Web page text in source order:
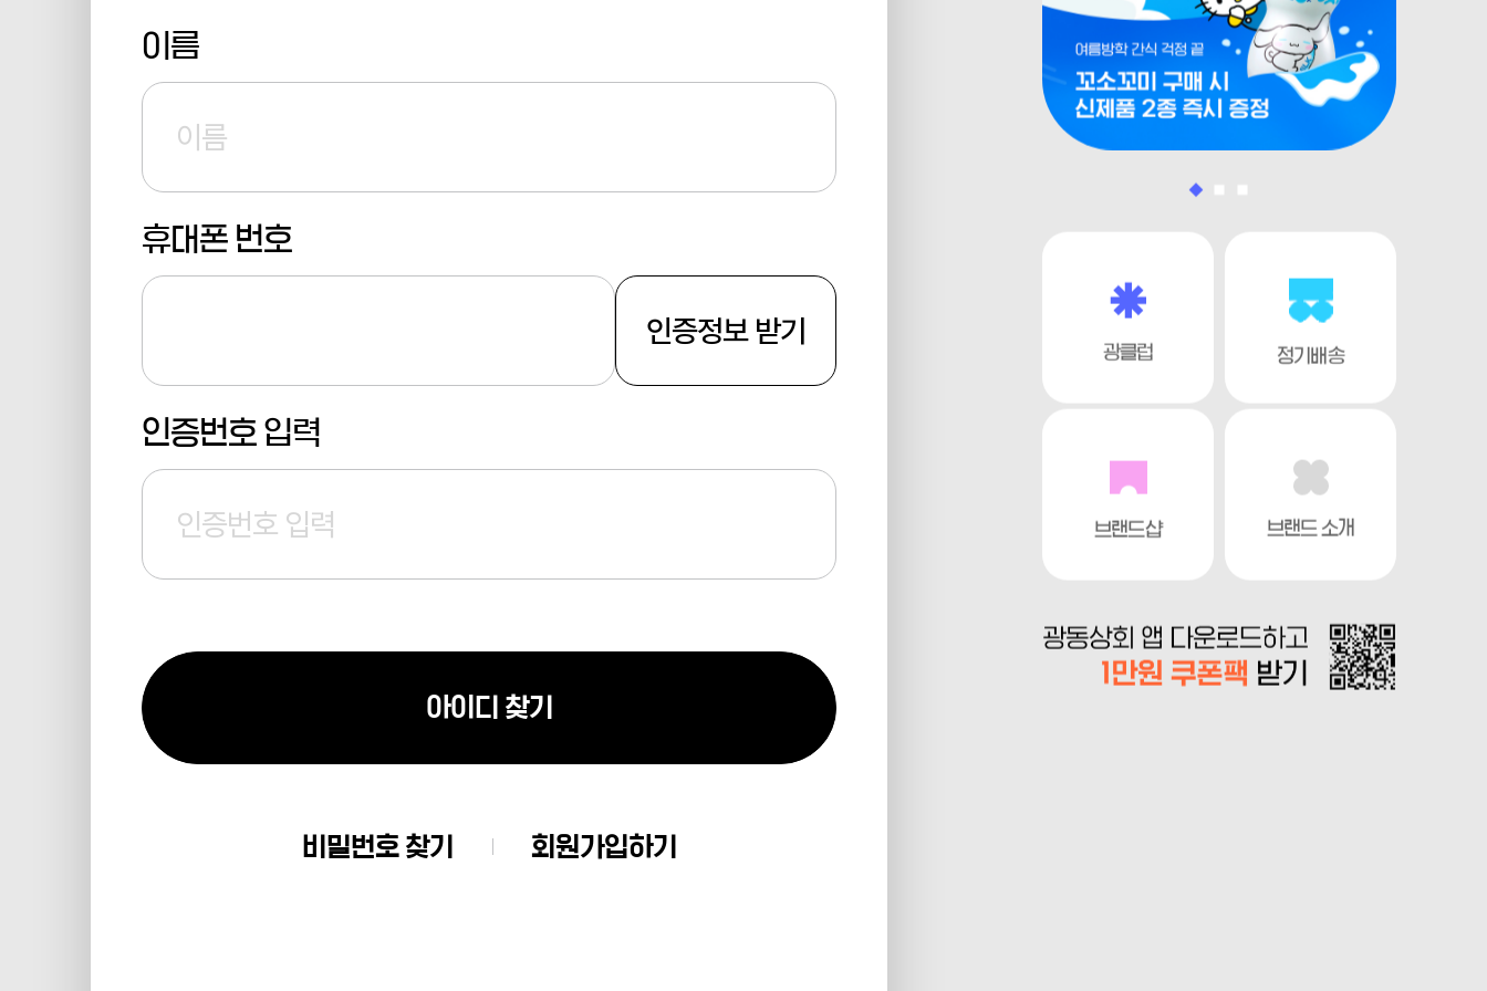
광클럽 정기배송
브랜드샵 브랜드 소개
이름
휴대폰 번호
인증정보 받기
인증번호 입력
아이디 찾기
비밀번호 찾기 회원가입하기